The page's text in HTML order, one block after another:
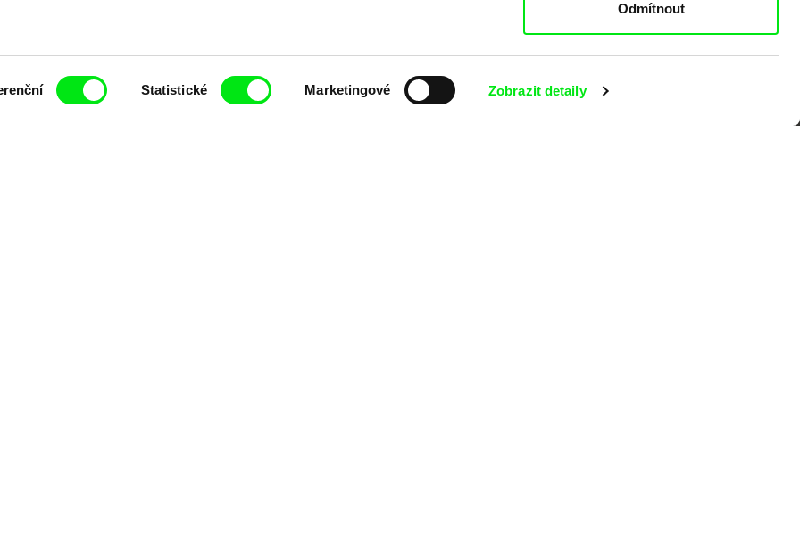
Statistické Marketingové Zobrazit detaily
Odmítnout
7 klíčových evropských festivalů dokumentárního filmu sdružených do Doc
dokumentárního filmu, propagovat jeho rozmanitost a podporovat kvalitní autorské
Členové Doc Alliance